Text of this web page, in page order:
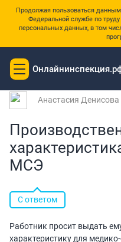
Продолжая пользоваться
Федеральной службе по
персональных данных, в том
Toggle
navigation
Главная
Анастасия Денисова
МСЭ
С ответом
Работник просит выдать
характеристику для